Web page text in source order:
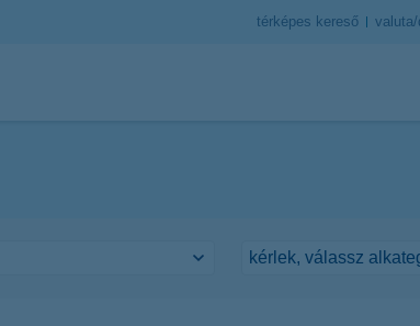
térképes kereső